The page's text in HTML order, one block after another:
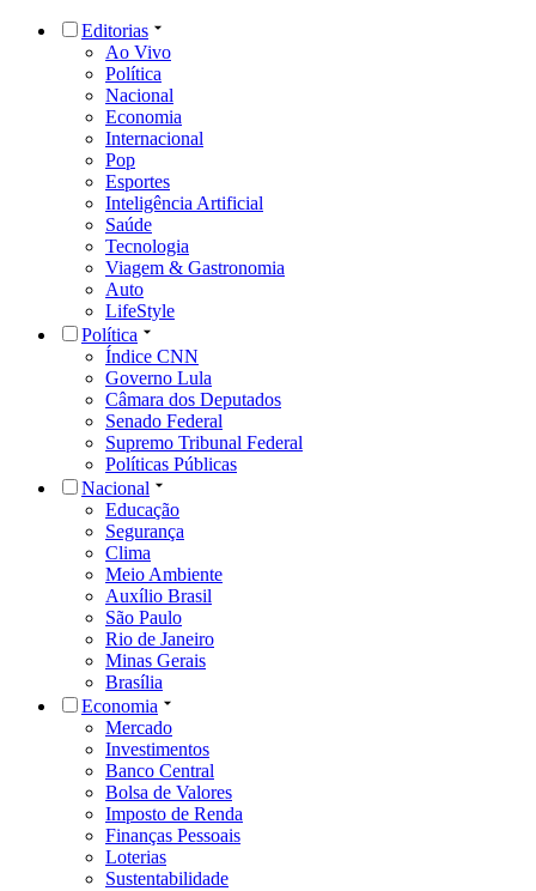
Editorias
Ao Vivo
Política
Nacional
Economia
Internacional
Pop
Esportes
Inteligência Artificial
Saúde
Tecnologia
Viagem & Gastronomia
Auto
LifeStyle
Política
Índice CNN
Governo Lula
Câmara dos Deputados
Senado Federal
Supremo Tribunal Federal
Políticas Públicas
Nacional
Educação
Segurança
Clima
Meio Ambiente
Auxílio Brasil
São Paulo
Rio de Janeiro
Minas Gerais
Brasília
Economia
Mercado
Investimentos
Banco Central
Bolsa de Valores
Imposto de Renda
Finanças Pessoais
Loterias
Sustentabilidade